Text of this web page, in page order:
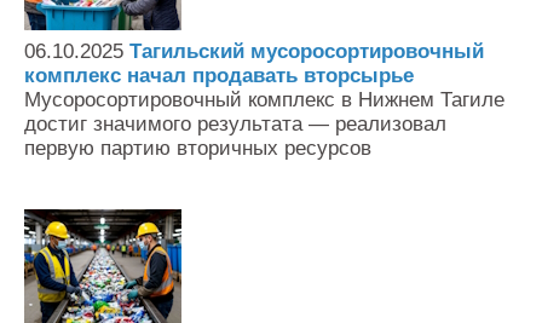
06.10.2025 Тагильский мусоросортировочный
комплекс начал продавать вторсырье
Мусоросортировочный комплекс в Нижнем Тагиле
достиг значимого результата — реализовал
первую партию вторичных ресурсов